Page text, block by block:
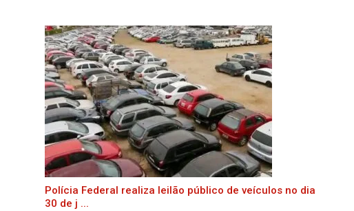
Polícia Federal realiza leilão público de veículos no dia
30 de j ...